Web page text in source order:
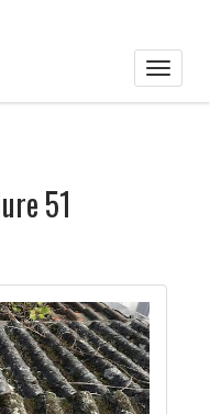
Toggle
51